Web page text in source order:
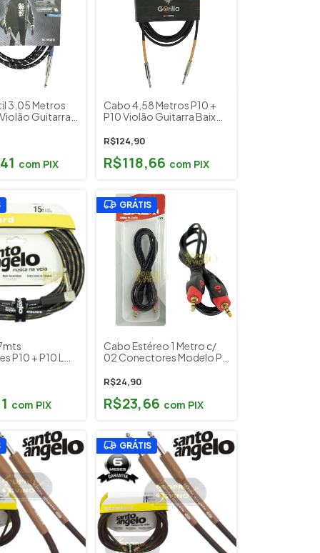
3,05 Metros
Guitarra
Ardanuy
com PIX
Cabo 4,58 Metros P10 +
P10 Violão Guitarra Baixo
GO15NIHD (15FT)
R$124,90
R$118,66 com PIX
P10 + P10 L
com PIX
GRÁTIS
Cabo Estéreo 1 Metro c/
02 Conectores Modelo P2
R$24,90
R$23,66 com PIX
GRÁTIS